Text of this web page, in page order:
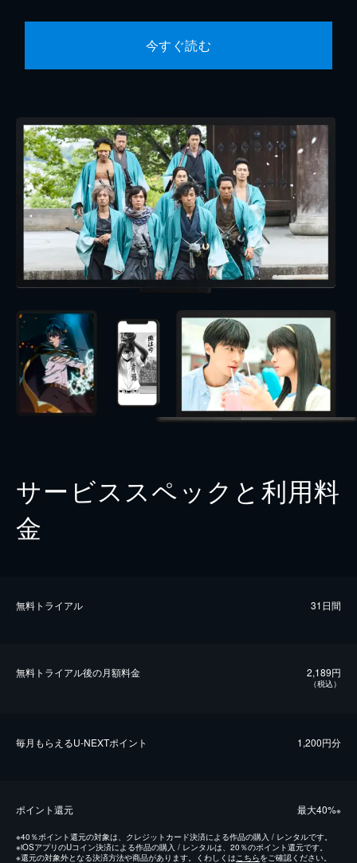
今すぐ読む
サービススペックと利用料
金
無料トライアル 31日間
無料トライアル後の⽉額料金 2,189円
（税込）
毎⽉もらえるU-NEXTポイント 1,200円分
ポイント還元 最⼤40%※
※40％ポイント還元の対象は、クレジットカード決済による作品の購入 / レンタルです。
※iOSアプリのUコイン決済による作品の購入 / レンタルは、20％のポイント還元です。
※還元の対象外となる決済方法や商品があります。くわしくはこちらをご確認ください。